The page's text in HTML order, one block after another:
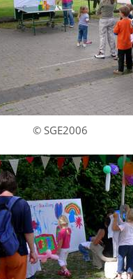
© SGE2006